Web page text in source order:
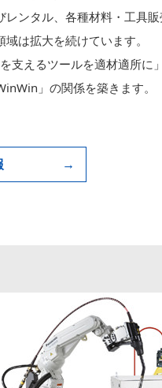
ンタル、各種材料・工具販
は拡大を続けています。
えるツールを適材適所に
」の関係を築きます。